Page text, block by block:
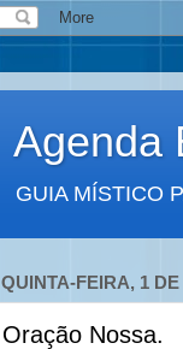
Agenda
GUIA MÍSTICO
QUINTA-FEIRA, 1
Oração Nossa.